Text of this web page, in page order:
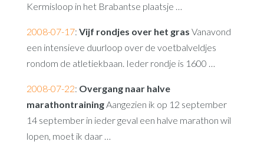
Kermisloop in het Brabantse plaatsje …
2008-07-17: Vijf rondjes over het gras Vanavond
een intensieve duurloop over de voetbalveldjes
rondom de atletiekbaan. Ieder rondje is 1600 …
2008-07-22: Overgang naar halve
marathontrainingAangezien ik op 12 september
14 september in ieder geval een halve marathon wil
lopen, moet ik daar …